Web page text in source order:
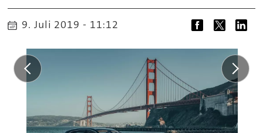
9. Juli 2019 - 11:12